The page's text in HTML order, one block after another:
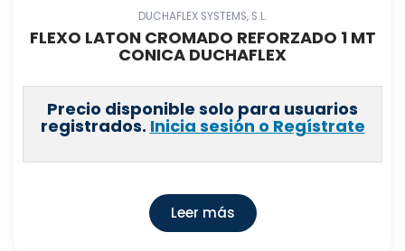
DUCHAFLEX SYSTEMS, S.L.
FLEXO LATON CROMADO REFORZADO 1 MT
CONICA DUCHAFLEX
Precio disponible solo para usuarios
registrados. Inicia sesión o Regístrate
Leer más